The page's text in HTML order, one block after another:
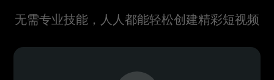
无需专业技能，人人都能轻松创建精彩短视频